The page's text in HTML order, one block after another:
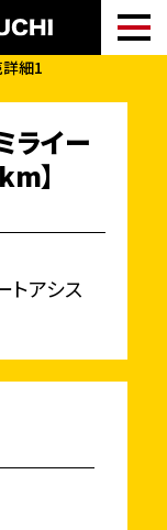
細1
イー
】
アシス